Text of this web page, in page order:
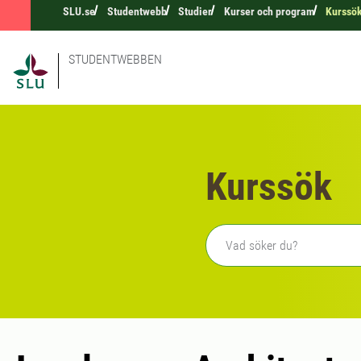
SLU.se Studentwebb Studier Kurser och program
STUDENTWEBBEN
Kurssök
Fritext sökning